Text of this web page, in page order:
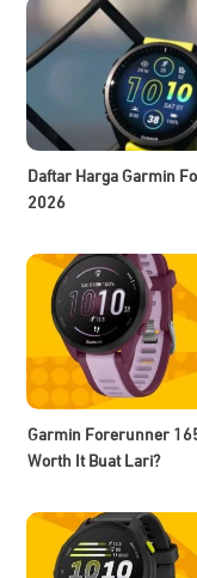
Daftar Harga Garmin
2026
Garmin Forerunner
Worth It Buat Lari?